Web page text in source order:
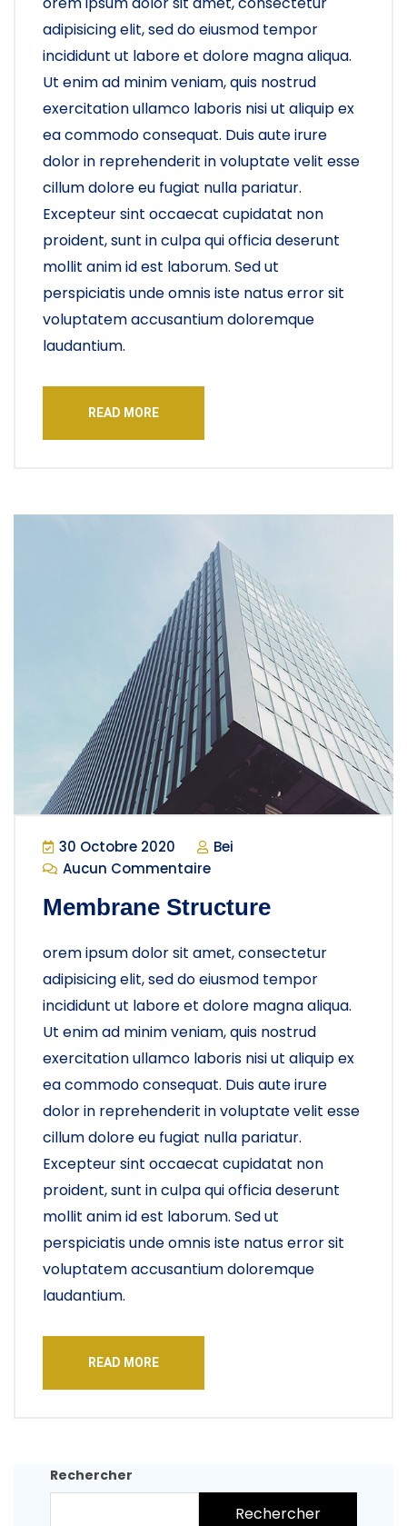
adipisicing elit, sed do eiusmod tempor
incididunt ut labore et dolore magna aliqua.
Ut enim ad minim veniam, quis nostrud
exercitation ullamco laboris nisi ut aliquip ex
ea commodo consequat. Duis aute irure
dolor in reprehenderit in voluptate velit esse
cillum dolore eu fugiat nulla pariatur.
Excepteur sint occaecat cupidatat non
proident, sunt in culpa qui officia deserunt
mollit anim id est laborum. Sed ut
perspiciatis unde omnis iste natus error sit
voluptatem accusantium doloremque
laudantium.
READ MORE
30 Octobre 2020
Bei
Aucun Commentaire
Membrane Structure
orem ipsum dolor sit amet, consectetur
adipisicing elit, sed do eiusmod tempor
incididunt ut labore et dolore magna aliqua.
Ut enim ad minim veniam, quis nostrud
exercitation ullamco laboris nisi ut aliquip ex
ea commodo consequat. Duis aute irure
dolor in reprehenderit in voluptate velit esse
cillum dolore eu fugiat nulla pariatur.
Excepteur sint occaecat cupidatat non
proident, sunt in culpa qui officia deserunt
mollit anim id est laborum. Sed ut
perspiciatis unde omnis iste natus error sit
voluptatem accusantium doloremque
laudantium.
READ MORE
Rechercher
Rechercher